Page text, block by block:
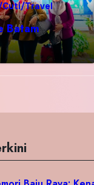
Travel
Batam